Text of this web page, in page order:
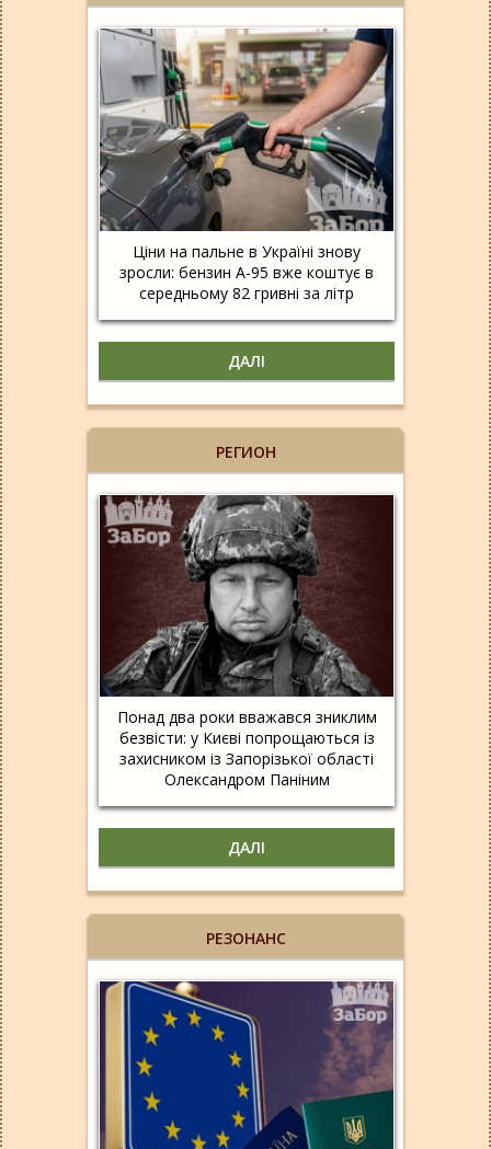
Ціни на пальне в Україні знову
зросли: бензин А-95 вже коштує в
середньому 82 гривні за літр
ДАЛІ
РЕГИОН
Понад два роки вважався зниклим
безвісти: у Києві попрощаються із
захисником із Запорізької області
Олександром Паніним
ДАЛІ
РЕЗОНАНС